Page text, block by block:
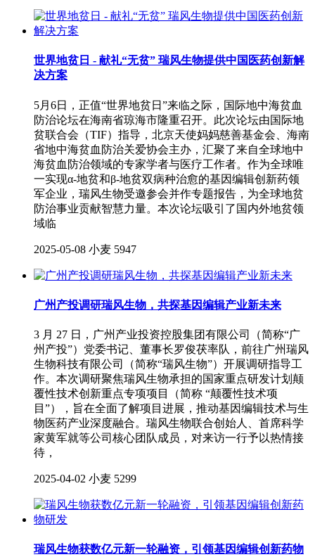
世界地贫日 - 献礼“无贫” 瑞风生物提供中国医药创新解
决方案
5月6日，正值“世界地贫日”来临之际，国际地中海贫血
防治论坛在海南省琼海市隆重召开。此次论坛由国际地
贫联合会（TIF）指导，北京天使妈妈慈善基金会、海南
省地中海贫血防治关爱协会主办，汇聚了来自全球地中
海贫血防治领域的专家学者与医疗工作者。作为全球唯
一实现α-地贫和β-地贫双病种治愈的基因编辑创新药领
军企业，瑞风生物受邀参会并作专题报告，为全球地贫
防治事业贡献智慧力量。本次论坛吸引了国内外地贫领
域临
2025-05-08 小麦 5947
广州产投调研瑞风生物，共探基因编辑产业新未来
3 月 27 日，广州产业投资控股集团有限公司（简称“广
州产投”）党委书记、董事长罗俊茯率队，前往广州瑞风
生物科技有限公司（简称“瑞风生物”）开展调研指导工
作。本次调研聚焦瑞风生物承担的国家重点研发计划颠
覆性技术创新重点专项项目（简称 “颠覆性技术项
目”），旨在全面了解项目进展，推动基因编辑技术与生
物医药产业深度融合。瑞风生物联合创始人、首席科学
家黄军就等公司核心团队成员，对来访一行予以热情接
待，
2025-04-02 小麦 5299
瑞风生物获数亿元新一轮融资，引领基因编辑创新药物